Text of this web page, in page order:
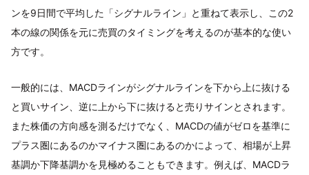
ンを9日間で平均した「シグナルライン」と重ねて表示し、この2
本の線の関係を元に売買のタイミングを考えるのが基本的な使い
方です。
一般的には、MACDラインがシグナルラインを下から上に抜ける
と買いサイン、逆に上から下に抜けると売りサインとされます。
また株価の方向感を測るだけでなく、MACDの値がゼロを基準に
プラス圏にあるのかマイナス圏にあるのかによって、相場が上昇
基調か下降基調かを見極めることもできます。例えば、MACDラ